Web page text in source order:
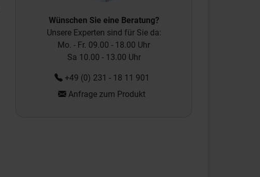
Wünschen Sie eine Beratung?
Unsere Experten sind für Sie da:
Mo. - Fr. 09.00 - 18.00 Uhr
Sa 10.00 - 13.00 Uhr
+49 (0) 231 - 18 11 901
Anfrage zum Produkt